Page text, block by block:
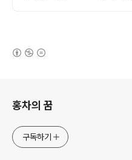
홍차의 꿈
구독하기